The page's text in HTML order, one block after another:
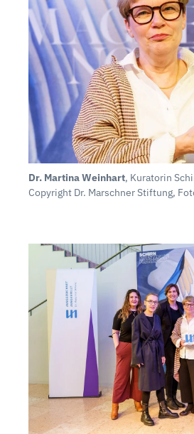
Dr. Martina Weinhart, Kuratorin
Copyright Dr. Marschner Stiftung,